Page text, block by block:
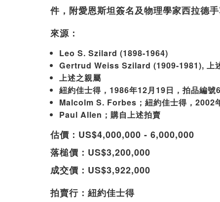
件，附愛恩斯坦簽名及物理學家西拉德
來源：
Leo S. Szilard (1898-1964)
Gertrud Weiss Szilard (1909-1981), 上
上述之親屬
紐約佳士得，1986年12月19日，拍品編號
Malcolm S. Forbes；紐約佳士得，2002
Paul Allen；購自上述拍賣
估價：US$4,000,000 - 6,000,000
落槌價：US$3,200,000
成交價：US$3,922,000
拍賣行：紐約佳士得